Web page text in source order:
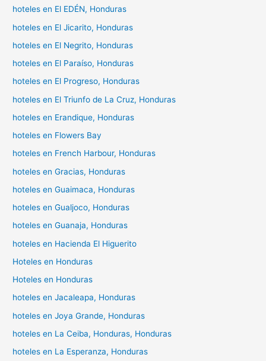
hoteles en El EDÉN, Honduras
hoteles en El Jicarito, Honduras
hoteles en El Negrito, Honduras
hoteles en El Paraíso, Honduras
hoteles en El Progreso, Honduras
hoteles en El Triunfo de La Cruz, Honduras
hoteles en Erandique, Honduras
hoteles en Flowers Bay
hoteles en French Harbour, Honduras
hoteles en Gracias, Honduras
hoteles en Guaimaca, Honduras
hoteles en Gualjoco, Honduras
hoteles en Guanaja, Honduras
hoteles en Hacienda El Higuerito
Hoteles en Honduras
Hoteles en Honduras
hoteles en Jacaleapa, Honduras
hoteles en Joya Grande, Honduras
hoteles en La Ceiba, Honduras, Honduras
hoteles en La Esperanza, Honduras